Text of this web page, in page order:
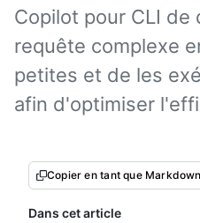
Copilot pour CLI de
requête complexe
petites et de les
afin d'optimiser
Copier en tant que Markdown
Dans cet article